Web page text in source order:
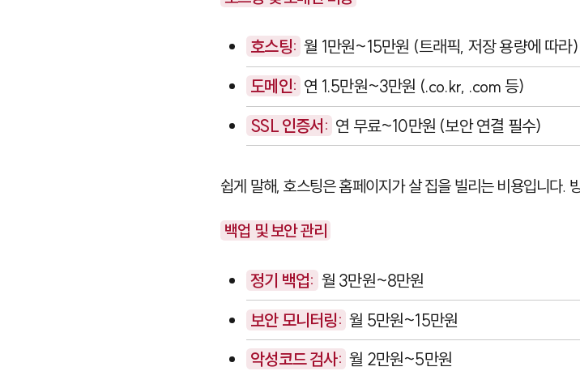
호스팅: 월 1만원~15만원 (트래픽, 저장 용량에 따라)
도메인: 연 1.5만원~3만원 (.co.kr, .com 등)
SSL 인증서: 연 무료~10만원 (보안 연결 필수)
쉽게 말해, 호스팅은 홈페이지가 살 집을 빌리는 비용입니다.
백업 및 보안 관리
정기 백업: 월 3만원~8만원
보안 모니터링: 월 5만원~15만원
악성코드 검사: 월 2만원~5만원